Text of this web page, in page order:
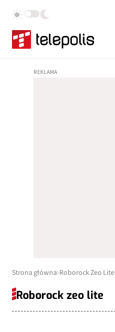
Strona główna Roborock Zeo Lite
Roborock zeo lite